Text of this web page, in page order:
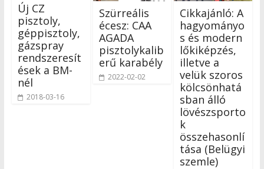
Új CZ
pisztoly,
géppisztoly,
gázspray
rendszeresít
ések a BM-
nél
2018-03-16
Szürreális
écesz: CAA
AGADA
pisztolykalib
erű karabély
2022-02-02
Cikkajánló: A
hagyományo
s és modern
lőkiképzés,
illetve a
velük szoros
kölcsönhatá
sban álló
lövészsporto
k
összehasonlí
tása (Belügyi
szemle)